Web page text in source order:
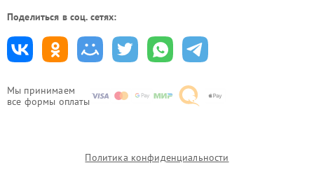
Мы принимаем
все формы оплаты
Поделиться в соц. сетях:
Политика конфиденциальности